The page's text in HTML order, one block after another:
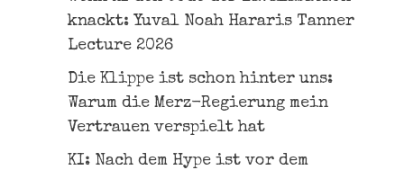
knackt: Yuval Noah Hararis Tanner
Lecture 2026
Die Klippe ist schon hinter uns:
Warum die Merz-Regierung mein
Vertrauen verspielt hat
KI: Nach dem Hype ist vor dem